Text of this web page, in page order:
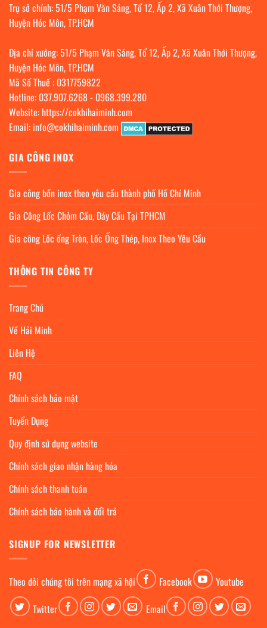
Trụ sở chính: 51/5 Phạm Văn Sáng, Tổ 12, Ấp 2, Xã Xuân Thới Thượng,
Huyện Hóc Môn, TP.HCM
Địa chỉ xưởng: 51/5 Phạm Văn Sáng, Tổ 12, Ấp 2, Xã Xuân Thới Thượng,
Huyện Hóc Môn, TP.HCM
Mã Số Thuế : 0317759822
Hotline: 037.907.6268- 0968.399.280
Website: https://cokhihaiminh.com
Email: info@cokhihaiminh.com
GIA CÔNG INOX
Gia công bồn inox theo yêu cầu thành phố Hồ Chí Minh
Gia Công Lốc Chỏm Cầu, Đáy Cầu Tại TPHCM
Gia công Lốc ống Tròn, Lốc Ống Thép, Inox Theo Yêu Cầu
THÔNG TIN CÔNG TY
Trang Chủ
Về Hải Minh
Liên Hệ
FAQ
Chính sách bảo mật
Tuyển Dụng
Quy định sử dụng website
Chính sách giao nhận hàng hóa
Chính sách thanh toán
Chính sách bảo hành và đổi trả
SIGNUP FOR NEWSLETTER
Theo dỏi chúng tôi trên mạng xã hội Facebook
Youtube
Twitter
Email